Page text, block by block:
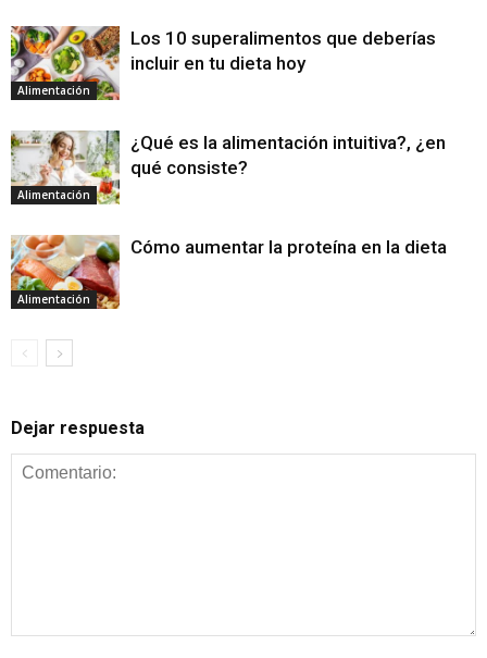
Alimentación
Los 10 superalimentos que deberías
incluir en tu dieta hoy
Alimentación
¿Qué es la alimentación intuitiva?, ¿en
qué consiste?
Alimentación
Cómo aumentar la proteína en la dieta
Dejar respuesta